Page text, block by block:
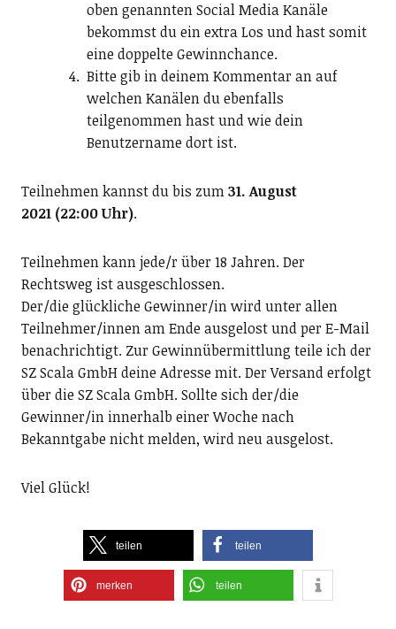
oben genannten Social Media Kanäle
bekommst du ein extra Los und hast somit
eine doppelte Gewinnchance.
Bitte gib in deinem Kommentar an auf
welchen Kanälen du ebenfalls
teilgenommen hast und wie dein
Benutzername dort ist.
Teilnehmen kannst du bis zum31. August
2021(22:00 Uhr).
Teilnehmen kann jede/r über 18 Jahren. Der
Rechtsweg ist ausgeschlossen.
Der/die glückliche Gewinner/in wird unter allen
Teilnehmer/innen am Ende ausgelost und per E-Mail
benachrichtigt. Zur Gewinnübermittlung teile ich der
SZ Scala GmbH deine Adresse mit. Der Versand erfolgt
über die SZ Scala GmbH. Sollte sich der/die
Gewinner/in innerhalb einer Woche nach
Bekanntgabe nicht melden, wird neu ausgelost.
Viel Glück!
teilen teilen
merken teilen